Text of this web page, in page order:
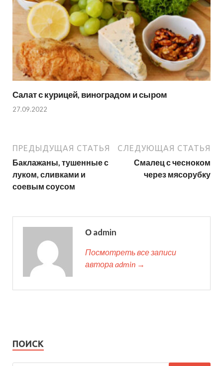
Салат с курицей, виноградом и сыром
27.09.2022
ПРЕДЫДУЩАЯ СТАТЬЯ
Баклажаны, тушенные с
луком, сливками и
соевым соусом
СЛЕДУЮЩАЯ СТАТЬЯ
Смалец с чесноком
через мясорубку
О admin
Посмотреть все записи
автора admin →
ПОИСК